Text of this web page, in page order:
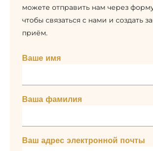
можете отправить нам через
чтобы связаться с нами и создать
приём.
Ваше имя
Ваша фамилия
Ваш адрес электронной почты